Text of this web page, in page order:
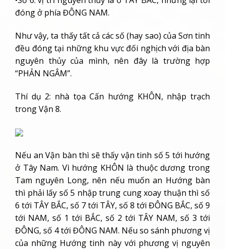
đóng ở phía ĐÔNG NAM.
Như vậy, ta thấy tất cả các số (hay sao) của Sơn tinh
đều đóng tại những khu vực đối nghịch với địa bàn
nguyên thủy của mình, nên đây là trường hợp
“PHẢN NGÂM”.
Thí dụ 2: nhà tọa Cấn hướng KHÔN, nhập trạch
trong Vận 8.
Nếu an Vận bàn thì sẽ thấy vận tinh số 5 tới hướng
ở Tây Nam. Vì hướng KHÔN là thuộc dương trong
Tam nguyên Long, nên nếu muốn an Hướng bàn
thì phải lấy số 5 nhập trung cung xoay thuận thì số
6 tới TÂY BẮC, số 7 tới TÂY, số 8 tới ĐÔNG BẮC, số 9
tới NAM, số 1 tới BẮC, số 2 tới TÂY NAM, số 3 tới
ĐÔNG, số 4 tới ĐÔNG NAM. Nếu so sánh phương vị
của những Hướng tinh này với phương vị nguyên